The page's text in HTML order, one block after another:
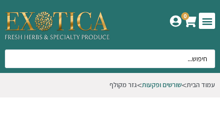
0
עמוד הבית שורשים ופקעות גזר מקולף